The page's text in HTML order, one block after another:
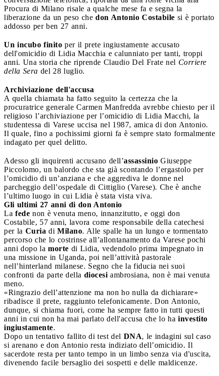
Procura di Milano risale a qualche mese fa e segna la
liberazione da un peso che don Antonio Costabile si è portato
addosso per ben 27 anni.
Un incubo finito per il prete ingiustamente accusato
dell'omicidio di Lidia Macchia e calunniato per tanti, troppi
anni. Una storia che riprende Claudio Del Frate nel Corriere
della Sera del 28 luglio.
Archiviazione dell'accusa
A quella chiamata ha fatto seguito la certezza che la
procuratrice generale Carmen Manfredda avrebbe chiesto per il
religioso l’archiviazione per l’omicidio di Lidia Macchi, la
studentessa di Varese uccisa nel 1987, amica di don Antonio.
Il quale, fino a pochissimi giorni fa è sempre stato formalmente
indagato per quel delitto.
Adesso gli inquirenti accusano dell’assassinio Giuseppe
Piccolomo, un balordo che sta già scontando l’ergastolo per
l’omicidio di un’anziana e che aggrediva le donne nel
parcheggio dell’ospedale di Cittiglio (Varese). Che è anche
l’ultimo luogo in cui Lidia è stata vista viva.
Gli ultimi 27 anni di don Antonio
La fede non è venuta meno, innanzitutto, e oggi don
Costabile, 57 anni, lavora come responsabile della catechesi
per la Curia di Milano. Alle spalle ha un lungo e tormentato
percorso che lo costrinse all’allontanamento da Varese pochi
anni dopo la morte di Lidia, vedendolo prima impegnato in
una missione in Uganda, poi nell’attività pastorale
nell’hinterland milanese. Segno che la fiducia nei suoi
confronti da parte della diocesi ambrosiana, non è mai venuta
meno.
«Ringrazio dell’attenzione ma non ho nulla da dichiarare»
ribadisce il prete, raggiunto telefonicamente. Don Antonio,
dunque, si chiama fuori, come ha sempre fatto in tutti questi
anni in cui non ha mai parlato dell'accusa che lo ha investito
ingiustamente.
Dopo un tentativo fallito di test del DNA, le indagini sul caso
si arenano e don Antonio resta indiziato dell’omicidio. Il
sacerdote resta per tanto tempo in un limbo senza via d'uscita,
divenendo facile bersaglio dei sospetti e delle maldicenze.